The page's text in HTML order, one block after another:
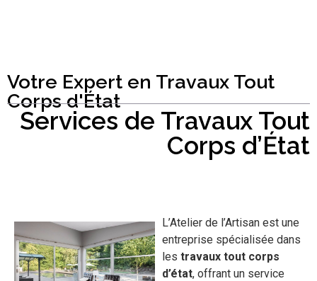
Votre Expert en Travaux Tout
Corps d'État
Services de Travaux Tout
Corps d’État
L’Atelier de l’Artisan est une
entreprise spécialisée dans
lestravaux tout corps
d’état, offrant un service